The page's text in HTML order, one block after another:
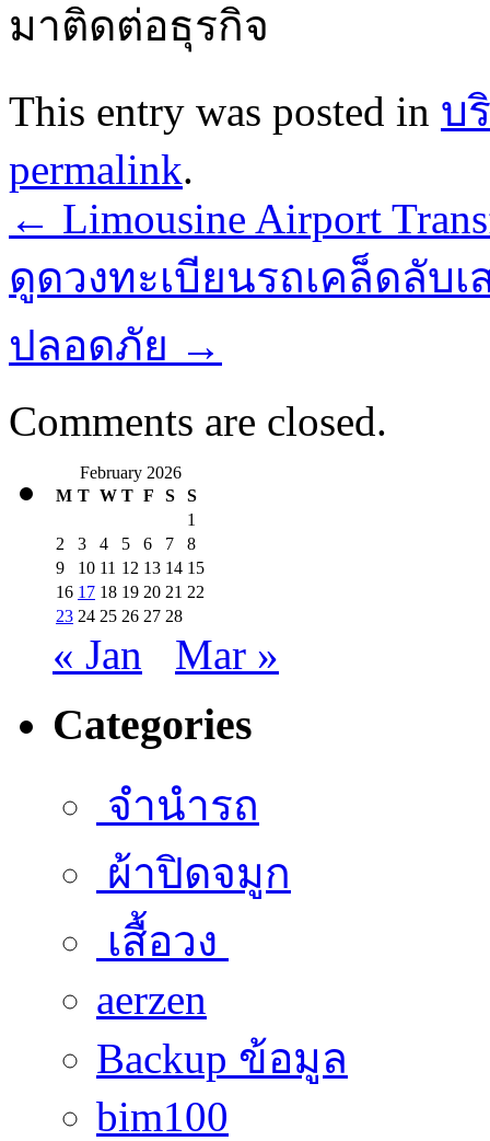
มาติดต่อธุรกิจ
This entry was posted in บ
permalink.
← Limousine Airport
ดูดวงทะเบียนรถเคล็ดลับเ
ปลอดภัย →
Comments are closed.
February 2026
M T W T F S
S
1
2
3 4 5 6 7
8
9
10 11 12 13 14 15
16 17 18 19 20 21 22
23 24 25 26 27 28
« Jan Mar »
Categories
จำนำรถ
ผ้าปิดจมูก
เสื้อวง
aerzen
Backup ข้อมูล
bim100